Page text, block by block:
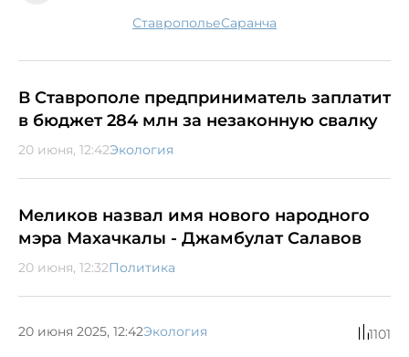
Ставрополье саранча
В Ставрополе предприниматель заплатит
в бюджет 284 млн за незаконную свалку
20 июня, 12:42Экология
Меликов назвал имя нового народного
мэра Махачкалы - Джамбулат Салавов
20 июня, 12:32Политика
20 июня 2025, 12:42Экология 1101